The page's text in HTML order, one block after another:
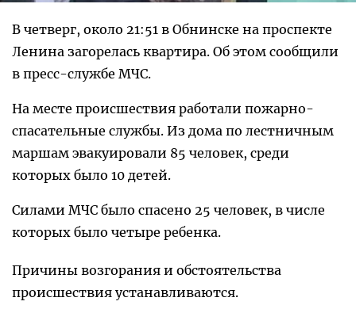
В четверг, около 21:51 в Обнинске на проспекте
Ленина загорелась квартира. Об этом сообщили
в пресс-службе МЧС.
На месте происшествия работали пожарно-
спасательные службы. Из дома по лестничным
маршам эвакуировали 85 человек, среди
которых было 10 детей.
Силами МЧС было спасено 25 человек, в числе
которых было четыре ребенка.
Причины возгорания и обстоятельства
происшествия устанавливаются.